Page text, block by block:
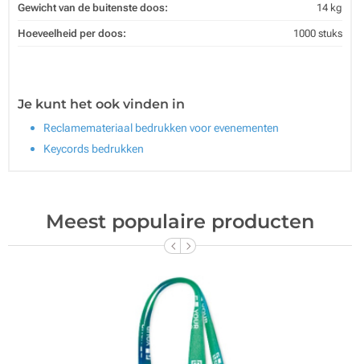
Gewicht van de buitenste doos: 14 kg
Hoeveelheid per doos: 1000 stuks
Je kunt het ook vinden in
Reclamemateriaal bedrukken voor evenementen
Keycords bedrukken
Meest populaire producten